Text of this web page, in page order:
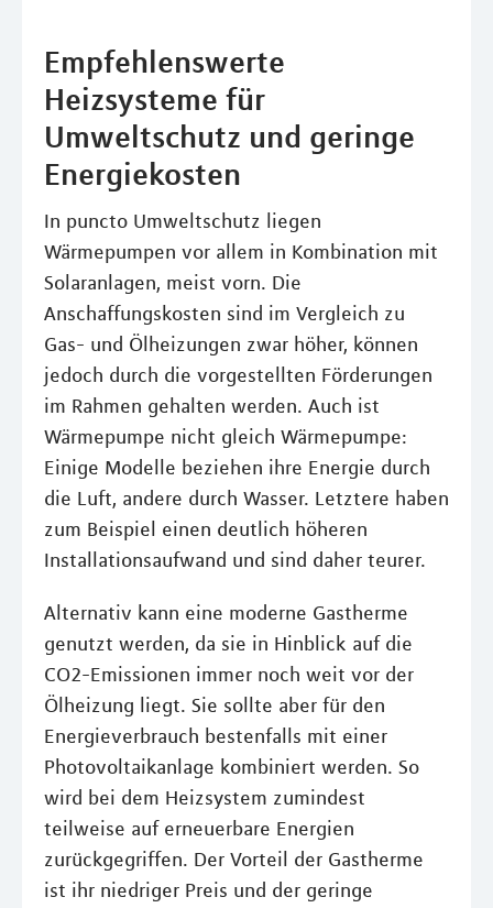
Empfehlenswerte
Heizsysteme für
Umweltschutz und geringe
Energiekosten
In puncto Umweltschutz liegen
Wärmepumpen vor allem in Kombination mit
Solaranlagen, meist vorn. Die
Anschaffungskosten sind im Vergleich zu
Gas- und Ölheizungen zwar höher, können
jedoch durch die vorgestellten Förderungen
im Rahmen gehalten werden. Auch ist
Wärmepumpe nicht gleich Wärmepumpe:
Einige Modelle beziehen ihre Energie durch
die Luft, andere durch Wasser. Letztere haben
zum Beispiel einen deutlich höheren
Installationsaufwand und sind daher teurer.
Alternativ kann eine moderne Gastherme
genutzt werden, da sie in Hinblick auf die
CO2-Emissionen immer noch weit vor der
Ölheizung liegt. Sie sollte aber für den
Energieverbrauch bestenfalls mit einer
Photovoltaikanlage kombiniert werden. So
wird bei dem Heizsystem zumindest
teilweise auf erneuerbare Energien
zurückgegriffen. Der Vorteil der Gastherme
ist ihr niedriger Preis und der geringe